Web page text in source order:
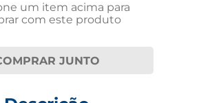
um item acima para
com este produto
JUNTO